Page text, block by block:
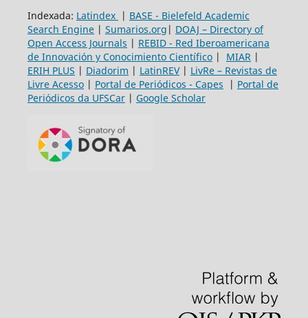
Indexada: Latindex | BASE - Bielefeld Academic
Search Engine| Sumarios.org | DOAJ – Directory of
Open Access Journals | REBID - Red Iberoamericana
de Innovación y Conocimiento Científico| MIAR|
ERIH PLUS | Diadorim | LatinREV| LivRe – Revistas de
Livre Acesso| Portal de Periódicos - Capes | Portal de
Periódicos da UFSCar| Google Scholar